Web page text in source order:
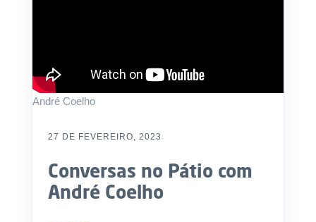
André Coelho
27 DE FEVEREIRO, 2023
Conversas no Pátio com
André Coelho